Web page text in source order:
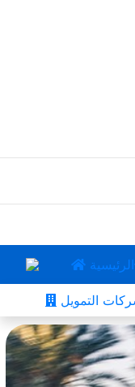
الرئيسية
التمويل